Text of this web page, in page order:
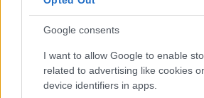
Google consents
I want to allow Google to enable
related to advertising like cookies
device identifiers in apps.
Su WhatsApp al
345 356 7512